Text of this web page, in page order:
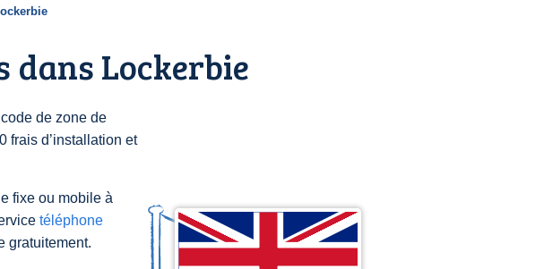
dans Lockerbie
de zone de
frais d’installation et
fixe ou mobile à
téléphone
gratuitement.